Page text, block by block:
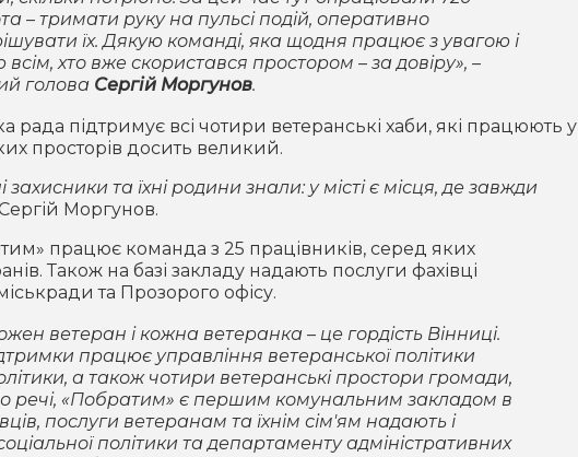
– тримати руку на пульсі подій, оперативно
їх. Дякую команді, яка щодня працює з увагою і
хто вже скористався простором – за довіру», –
голова Сергій Моргунов.
рада підтримує всі чотири ветеранські хаби, які працюють у
просторів досить великий.
та їхні родини знали: у місті є місця, де завжди
Моргунов.
працює команда з 25 працівників, серед яких
Також на базі закладу надають послуги фахівці
та Прозорого офісу.
ветеран і кожна ветеранка – це гордість Вінниці.
працює управління ветеранської політики
а також чотири ветеранські простори громади,
речі, «Побратим» є першим комунальним закладом в
послуги ветеранам та їхнім сім'ям надають і
політики та департаменту адміністративних